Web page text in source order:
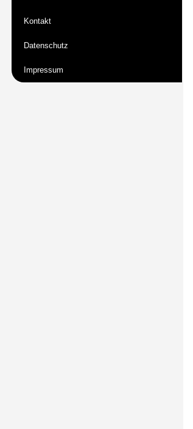
Kontakt
Datenschutz
Impressum